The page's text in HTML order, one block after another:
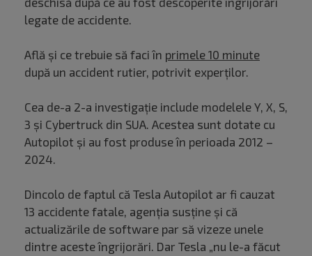
legate de accidente.
Află și ce trebuie să faci în primele 10 minute
după un accident rutier, potrivit experților.
Cea de-a 2-a investigație include modelele Y, X, S,
3 și Cybertruck din SUA. Acestea sunt dotate cu
Autopilot și au fost produse în perioada 2012 –
2024.
Dincolo de faptul că Tesla Autopilot ar fi cauzat
13 accidente fatale, agenția susține și că
actualizările de software par să vizeze unele
dintre aceste îngrijorări. Dar Tesla „nu le-a făcut